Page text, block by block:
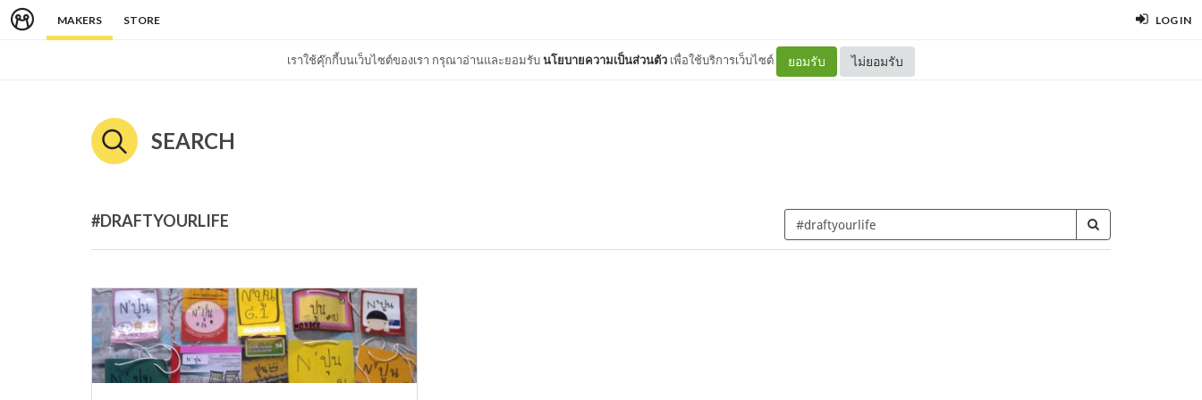
MAKERS STORE LOG IN
เราใช้คุ๊กกี้บนเว็บไซต์ของเรา กรุณาอ่านและยอมรับนโยบายความเป็นส่วนตัว เพื่อใช้บริการเว็บไซต์ ยอมรับ ไม่ยอมรับ
SEARCH
#DRAFTYOURLIFE